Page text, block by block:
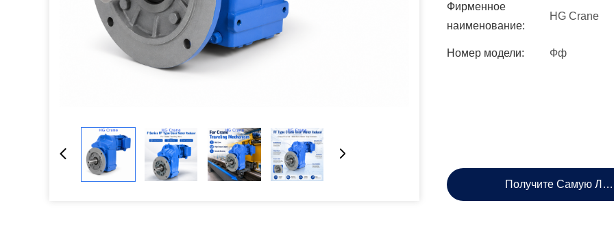
Фирменное
наименование:
HG Crane
Номер модели: Фф
Получите Самую